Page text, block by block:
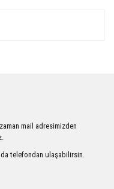
mail adresimizden
telefondan ulaşabilirsin.